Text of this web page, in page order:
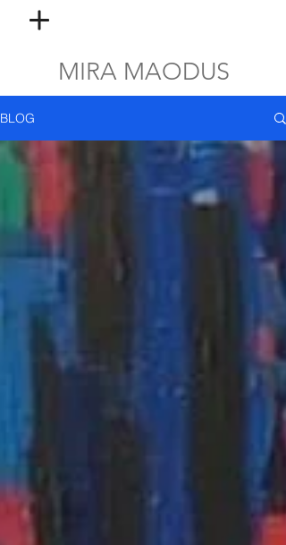
MIRA MAODUS
BLOG